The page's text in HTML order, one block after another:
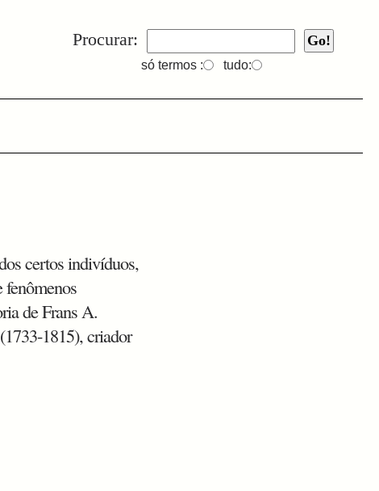
Procurar:
só termos : tudo:
certos indivíduos,
fenômenos
de Frans A.
1815), criador